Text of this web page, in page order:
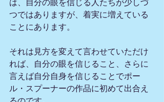
は、自分の眼を信じる人たちが少しづ
つではありますが、着実に増えている
ことにあります。
それは見方を変えて言わせていただけ
れば、自分の眼を信じること、さらに
言えば自分自身を信じることでポー
ル・スプーナーの作品に初めて出合え